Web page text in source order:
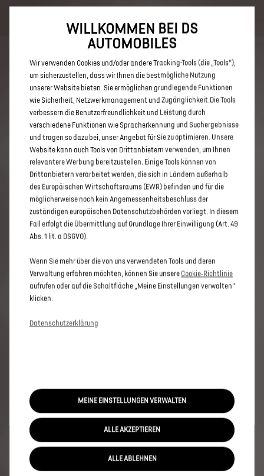
Hybride. Mehr erfahren >>
ENTDECKEN SIE ALLE DS 7 UND
DS 7 CROSSBACK NEUWAGEN
MIT BENZIN / MILD-HYBRID
ANTRIEB
Welches Fahrzeug möchten Sie?
WILLKOMMEN BEI DS
AUTOMOBILES
Wir verwenden Cookies und/oder andere Tracking-Tools (die „Tools“),
um sicherzustellen, dass wir Ihnen die bestmögliche Nutzung
unserer Website bieten. Sie ermöglichen grundlegende Funktionen
wie Sicherheit, Netzwerkmanagement und Zugänglichkeit.Die Tools
verbessern die Benutzerfreundlichkeit und Leistung durch
verschiedene Funktionen wie Spracherkennung und Suchergebnisse
und tragen so dazu bei, unser Angebot für Sie zu optimieren. Unsere
Website kann auch Tools von Drittanbietern verwenden, um Ihnen
relevantere Werbung bereitzustellen. Einige Tools können von
Drittanbietern verarbeitet werden, die sich in Ländern außerhalb
des Europäischen Wirtschaftsraums (EWR) befinden und für die
möglicherweise noch kein Angemessenheitsbeschluss der
zuständigen europäischen Datenschutzbehörden vorliegt. In diesem
Fall erfolgt die Übermittlung auf Grundlage Ihrer Einwilligung (Art. 49
Abs. 1 lit. a DSGVO).
Wenn Sie mehr über die von uns verwendeten Tools und deren
Verwaltung erfahren möchten, können Sie unsere Cookie‑Richtlinie
aufrufen oder auf die Schaltfläche „Meine Einstellungen verwalten“
klicken.
Datenschutzerklärung
MEINE EINSTELLUNGEN VERWALTEN
ALLE AKZEPTIEREN
ALLE ABLEHNEN